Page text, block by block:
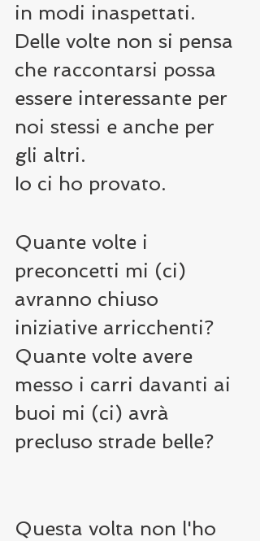
in modi inaspettati.
Delle volte non si pensa
che raccontarsi possa
essere interessante per
noi stessi e anche per
gli altri.
Io ci ho provato.
Quante volte i
preconcetti mi (ci)
avranno chiuso
iniziative arricchenti?
Quante volte avere
messo i carri davanti ai
buoi mi (ci) avrà
precluso strade belle?
Questa volta non l'ho